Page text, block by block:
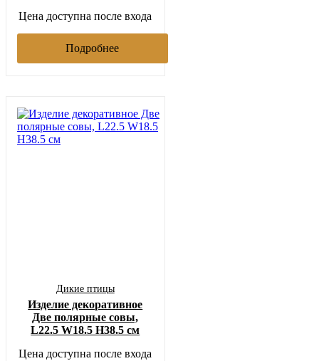
Цена доступна после входа
Подробнее
Дикие птицы
Изделие декоративное
Две полярные совы,
L22.5 W18.5 H38.5 см
Цена доступна после входа